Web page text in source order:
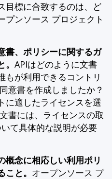
目標に合致するのは、ど
プンソース プロジェクト
書、ポリシーに関するガ
APIはどのように文書
もが利用できるコントリ
意書を作成しましたか？
に適したライセンスを選
書には、ライセンスの取
て具体的な説明が必要
概念に相応しい利用ポリ
と。 オープンソース プ